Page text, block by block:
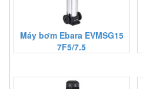
Máy bơm Ebara EVMSG15
7F5/7.5